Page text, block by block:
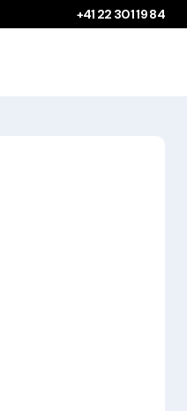
+41 22 301 19 84